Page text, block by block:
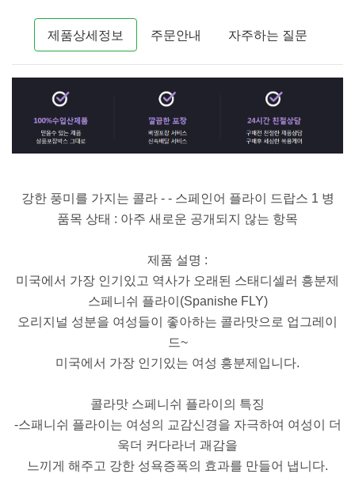
제품상세정보 주문안내 자주하는 질문
강한 풍미를 가지는 콜라 - - 스페인어 플라이 드랍스 1 병
품목 상태 : 아주 새로운 공개되지 않는 항목
제품 설명 :
미국에서 가장 인기있고 역사가 오래된 스태디셀러 흥분제
스페니쉬 플라이(Spanishe FLY)
오리지널 성분을 여성들이 좋아하는 콜라맛으로 업그레이
드~
미국에서 가장 인기있는 여성 흥분제입니다.
콜라맛 스페니쉬 플라이의 특징
-스패니쉬 플라이는 여성의 교감신경을 자극하여 여성이 더
욱더 커다라너 괘감을
느끼게 해주고 강한 성욕증폭의 효과를 만들어 냅니다.